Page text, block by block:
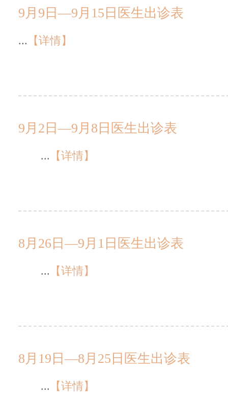
9月9日—9月15日医生出诊表
... 【详情】
9月2日—9月8日医生出诊表
... 【详情】
8月26日—9月1日医生出诊表
... 【详情】
8月19日—8月25日医生出诊表
... 【详情】